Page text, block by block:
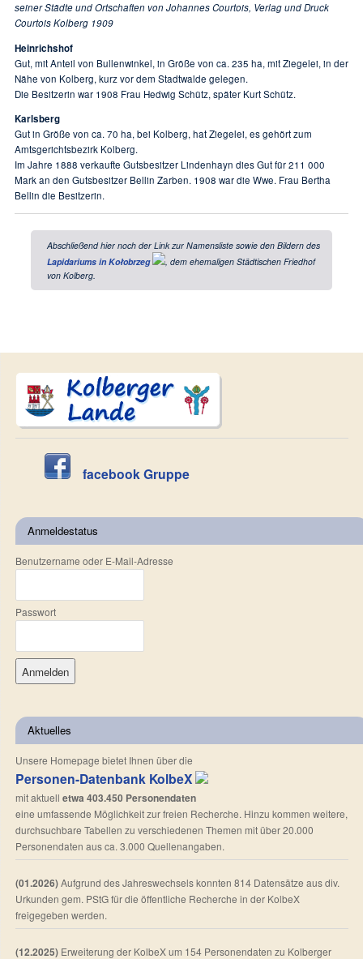
seiner Städte und Ortschaften von Johannes Courtois, Verlag und Druck
Courtois Kolberg 1909
Heinrichshof
Gut, mit Anteil von Bullenwinkel, in Größe von ca. 235 ha, mit Ziegelei, in der
Nähe von Kolberg, kurz vor dem Stadtwalde gelegen.
Die Besitzerin war 1908 Frau Hedwig Schütz, später Kurt Schütz.
Karlsberg
Gut in Größe von ca. 70 ha, bei Kolberg, hat Ziegelei, es gehört zum
Amtsgerichtsbezirk Kolberg.
Im Jahre 1888 verkaufte Gutsbesitzer Lindenhayn dies Gut für 211 000
Mark an den Gutsbesitzer Bellin Zarben. 1908 war die Wwe. Frau Bertha
Bellin die Besitzerin.
Abschließend hier noch der Link zur Namensliste sowie den Bildern des
Lapidariums in Kołobrzeg
, dem ehemaligen Städtischen Friedhof
von Kolberg.
facebook Gruppe
Anmeldestatus
Benutzername oder E-Mail-Adresse
Passwort
Aktuelles
Unsere Homepage bietet Ihnen über die
Personen-Datenbank KolbeX
mit aktuell etwa 403.450 Personendaten
eine umfassende Möglichkeit zur freien Recherche. Hinzu kommen weitere,
durchsuchbare Tabellen zu verschiedenen Themen mit über 20.000
Personendaten aus ca. 3.000 Quellenangaben.
(01.2026)Aufgrund des Jahreswechsels konnten 814 Datensätze aus div.
Urkunden gem. PStG für die öffentliche Recherche in der KolbeX
freigegeben werden.
(12.2025) Erweiterung der KolbeX um 154 Personendaten zu Kolberger